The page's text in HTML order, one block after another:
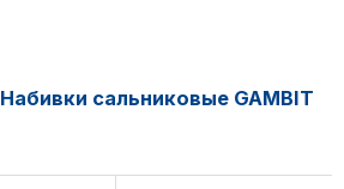
Набивки сальниковые GAMBIT